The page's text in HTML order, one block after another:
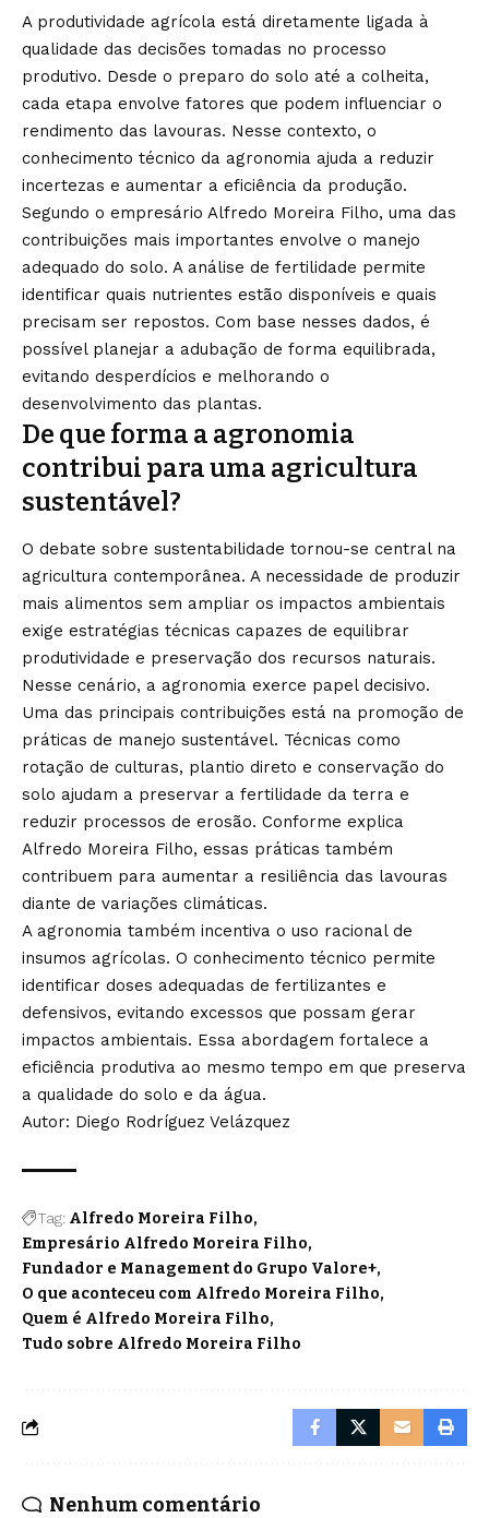
A produtividade agrícola está diretamente ligada à
qualidade das decisões tomadas no processo
produtivo. Desde o preparo do solo até a colheita,
cada etapa envolve fatores que podem influenciar o
rendimento das lavouras. Nesse contexto, o
conhecimento técnico da agronomia ajuda a reduzir
incertezas e aumentar a eficiência da produção.
Segundo o empresário Alfredo Moreira Filho, uma das
contribuições mais importantes envolve o manejo
adequado do solo. A análise de fertilidade permite
identificar quais nutrientes estão disponíveis e quais
precisam ser repostos. Com base nesses dados, é
possível planejar a adubação de forma equilibrada,
evitando desperdícios e melhorando o
desenvolvimento das plantas.
De que forma a agronomia
contribui para uma agricultura
sustentável?
O debate sobre sustentabilidade tornou-se central na
agricultura contemporânea. A necessidade de produzir
mais alimentos sem ampliar os impactos ambientais
exige estratégias técnicas capazes de equilibrar
produtividade e preservação dos recursos naturais.
Nesse cenário, a agronomia exerce papel decisivo.
Uma das principais contribuições está na promoção de
práticas de manejo sustentável. Técnicas como
rotação de culturas, plantio direto e conservação do
solo ajudam a preservar a fertilidade da terra e
reduzir processos de erosão. Conforme explica
Alfredo Moreira Filho, essas práticas também
contribuem para aumentar a resiliência das lavouras
diante de variações climáticas.
A agronomia também incentiva o uso racional de
insumos agrícolas. O conhecimento técnico permite
identificar doses adequadas de fertilizantes e
defensivos, evitando excessos que possam gerar
impactos ambientais. Essa abordagem fortalece a
eficiência produtiva ao mesmo tempo em que preserva
a qualidade do solo e da água.
Autor: Diego Rodríguez Velázquez
Tag: Alfredo Moreira Filho
Empresário Alfredo Moreira Filho
Fundador e Management do Grupo Valore+
O que aconteceu com Alfredo Moreira Filho
Quem é Alfredo Moreira Filho
Tudo sobre Alfredo Moreira Filho
Nenhum comentário